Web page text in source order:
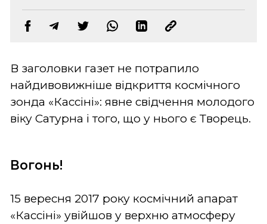
В заголовки газет не потрапило
найдивовижніше відкриття космічного
зонда «Кассіні»: явне свідчення молодого
віку Сатурна і того, що у нього є Творець.
Вогонь!
15 вересня 2017 року космічний апарат
«Кассіні» увійшов у верхню атмосферу